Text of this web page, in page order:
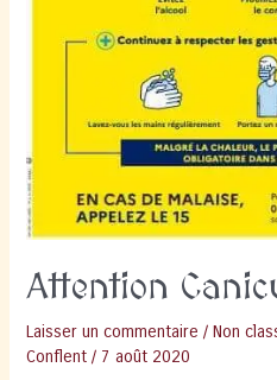
Attention
Laisser un commentaire /Non
Conflent / 7 août 2020